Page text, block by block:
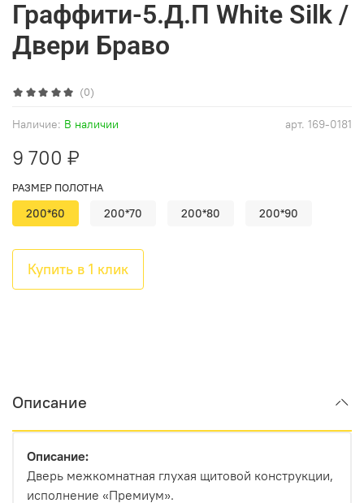
(0)
арт. 169-0181
Наличие: В наличии
Граффити-5.Д.П White Silk /
Двери Браво
9 700 ₽
Купить в 1 клик
РАЗМЕР ПОЛОТНА
200*60 200*70 200*80 200*90
Описание
Описание:
Дверь межкомнатная глухая щитовой конструкции,
исполнение «Премиум».